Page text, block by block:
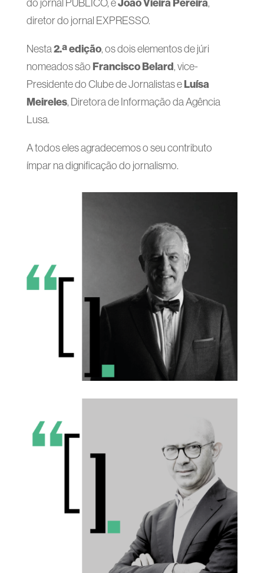
do jornal PÚBLICO, eJoão Vieira Pereira,
diretor do jornal EXPRESSO.
Nesta2.ª edição, os dois elementos de júri
nomeados são Francisco Belard, vice-
Presidente do Clube de Jornalistas e Luísa
Meireles, Diretora de Informação da Agência
Lusa.
A todos eles agradecemos o seu contributo
ímpar na dignificação do jornalismo.